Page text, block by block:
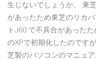
生じないでしょうか。 東
があったため東芝のリカ
トJ60 で不具合があった
のXPで初期化したのです
芝製のパソコンのマニュ